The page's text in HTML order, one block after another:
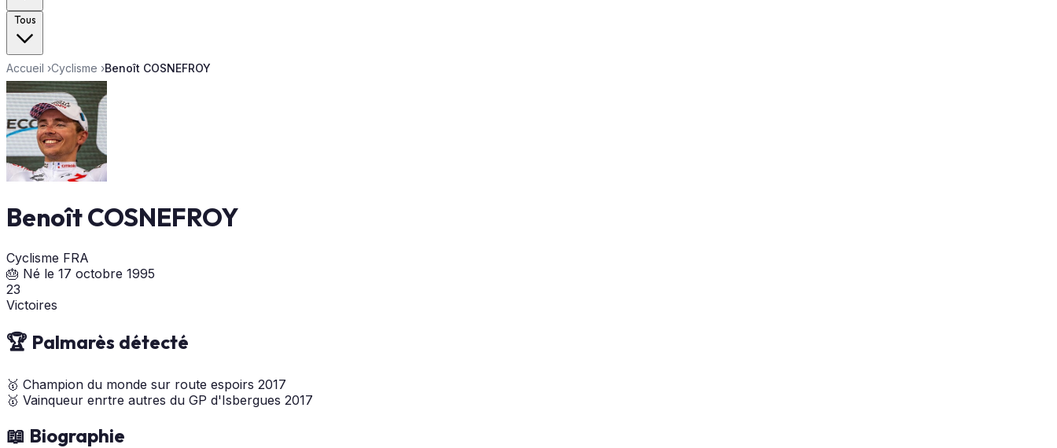
Tous
Accueil ›Cyclisme ›Benoît COSNEFROY
Benoît COSNEFROY
Cyclisme FRA
🎂 Né le 17 octobre 1995
23
Victoires
🏆 Palmarès détecté
🥇 Champion du monde sur route espoirs 2017
🥇 Vainqueur enrtre autres du GP d'Isbergues 2017
📖 Biographie